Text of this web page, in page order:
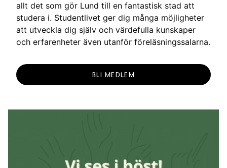
allt det som gör Lund till en fantastisk stad att
studera i. Studentlivet ger dig många möjligheter
att utveckla dig själv och värdefulla kunskaper
och erfarenheter även utanför föreläsningssalarna.
BLI MEDLEM